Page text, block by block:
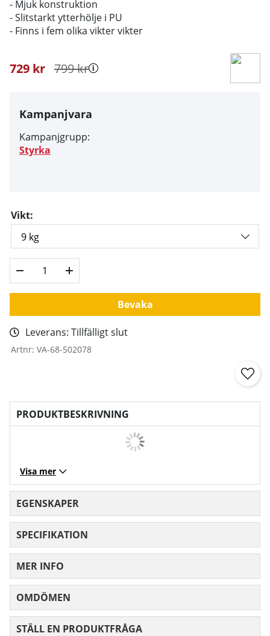
- Mjuk konstruktion
- Slitstarkt ytterhölje i PU
- Finns i fem olika vikter vikter
799kr
729 kr
Kampanjvara
Kampanjgrupp:
Styrka
Vikt:
Bevaka
Leverans: Tillfälligt slut
Artnr: VA-68-502078
PRODUKTBESKRIVNING
Visa mer
EGENSKAPER
SPECIFIKATION
MER INFO
OMDÖMEN
STÄLL EN PRODUKTFRÅGA